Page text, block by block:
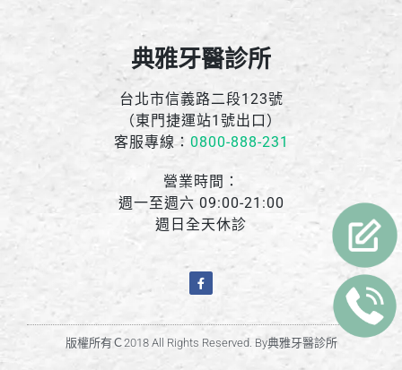
典雅牙醫診所
台北市信義路二段123號
（東門捷運站1號出口）
客服專線： 0800-888-231
營業時間：
週一至週六 09:00-21:00
週日全天休診
版權所有Ｃ2018 All Rights Reserved. By典雅牙醫診所